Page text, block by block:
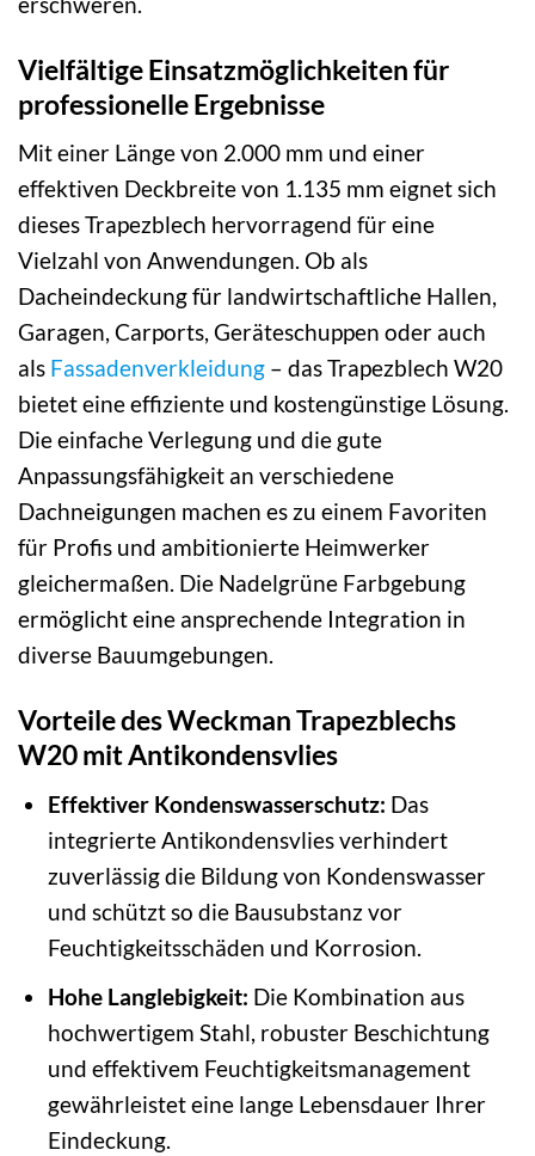
Vielfältige Einsatzmöglichkeiten für
professionelle Ergebnisse
Mit einer Länge von 2.000 mm und einer
effektiven Deckbreite von 1.135 mm eignet sich
dieses Trapezblech hervorragend für eine
Vielzahl von Anwendungen. Ob als
Dacheindeckung für landwirtschaftliche Hallen,
Garagen, Carports, Geräteschuppen oder auch
als Fassadenverkleidung – das Trapezblech W20
bietet eine effiziente und kostengünstige Lösung.
Die einfache Verlegung und die gute
Anpassungsfähigkeit an verschiedene
Dachneigungen machen es zu einem Favoriten
für Profis und ambitionierte Heimwerker
gleichermaßen. Die Nadelgrüne Farbgebung
ermöglicht eine ansprechende Integration in
diverse Bauumgebungen.
Vorteile des Weckman Trapezblechs
W20 mit Antikondensvlies
Effektiver Kondenswasserschutz: Das
integrierte Antikondensvlies verhindert
zuverlässig die Bildung von Kondenswasser
und schützt so die Bausubstanz vor
Feuchtigkeitsschäden und Korrosion.
Hohe Langlebigkeit: Die Kombination aus
hochwertigem Stahl, robuster Beschichtung
und effektivem Feuchtigkeitsmanagement
gewährleistet eine lange Lebensdauer Ihrer
Eindeckung.